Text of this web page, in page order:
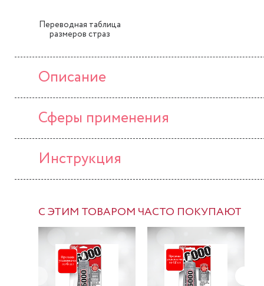
Переводная таблица
размеров страз
Описание
Сферы применения
Инструкция
С ЭТИМ ТОВАРОМ ЧАСТО ПОКУПАЮТ